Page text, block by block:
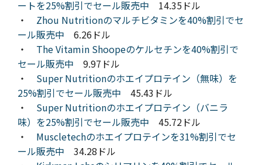
ートを25%割引でセール販売中 14.35ドル
・ Zhou Nutritionのマルチビタミンを40%割引でセ
ール販売中 6.26ドル
・ The Vitamin Shoopeのケルセチンを40%割引で
セール販売中 9.97ドル
・ Super Nutritionのホエイプロテイン（無味）を
25%割引でセール販売中 45.43ドル
・ Super Nutritionのホエイプロテイン（バニラ
味）を25%割引でセール販売中 45.72ドル
・ Muscletechのホエイプロテインを31%割引でセ
ール販売中 34.28ドル